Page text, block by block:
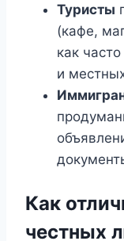
Туристы
(кафе,
как
и
Как
честных